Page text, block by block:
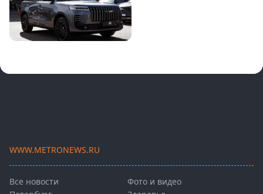
WWW.METRONEWS.RU
Все новости
Фото и видео